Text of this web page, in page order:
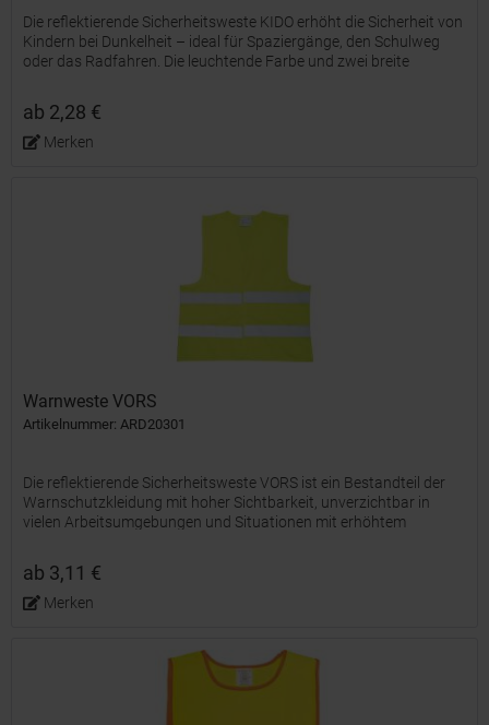
Die reflektierende Sicherheitsweste KIDO erhöht die Sicherheit von
Kindern bei Dunkelheit – ideal für Spaziergänge, den Schulweg
oder das Radfahren. Die leuchtende Farbe und zwei breite
ab 2,28 €
Merken
Warnweste VORS
Artikelnummer: ARD20301
Die reflektierende Sicherheitsweste VORS ist ein Bestandteil der
Warnschutzkleidung mit hoher Sichtbarkeit, unverzichtbar in
vielen Arbeitsumgebungen und Situationen mit erhöhtem
ab 3,11 €
Merken